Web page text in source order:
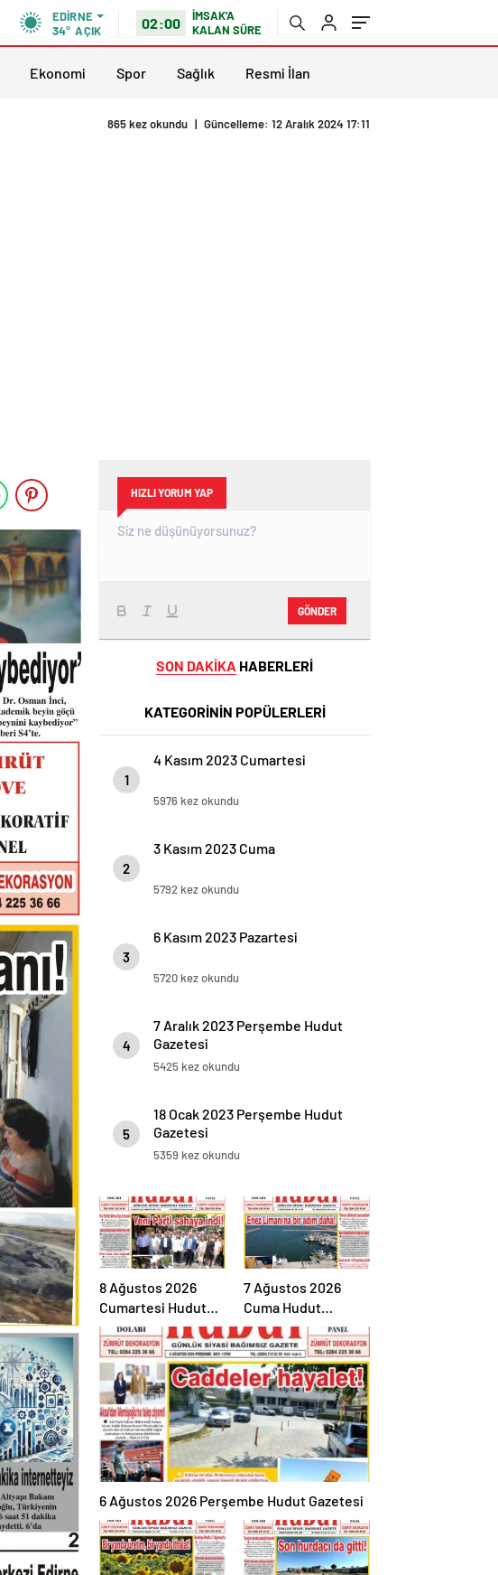
EDIRNE
34° AÇIK 02:00
İMSAK'A
KALAN SÜRE
Ekonomi Spor Sağlık Resmi İlan
865 kez okundu | Güncelleme: 12 Aralık 2024 17:11
HIZLI YORUM YAP
GÖNDER
SON DAKİKA HABERLERİ
KATEGORİNİN POPÜLERLERİ
1
4 Kasım 2023 Cumartesi
5976 kez okundu
2
3 Kasım 2023 Cuma
5792 kez okundu
3
6 Kasım 2023 Pazartesi
5720 kez okundu
4
7 Aralık 2023 Perşembe Hudut
Gazetesi
5425 kez okundu
5
18 Ocak 2023 Perşembe Hudut
Gazetesi
5359 kez okundu
8 Ağustos 2026
Cumartesi Hudut
Gazetesi
7 Ağustos 2026
Cuma Hudut
Gazetesi
6 Ağustos 2026 Perşembe Hudut Gazetesi